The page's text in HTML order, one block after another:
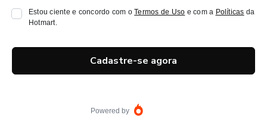
Estou ciente e concordo com oTermos de Uso e com a Políticas da
Hotmart.
Cadastre-se agora
Powered by